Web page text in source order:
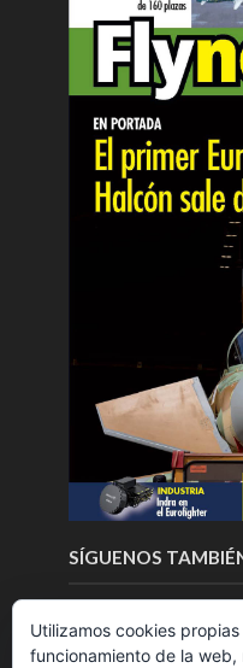
SÍGUENOS
Utilizamos cookies
funcionamiento de la